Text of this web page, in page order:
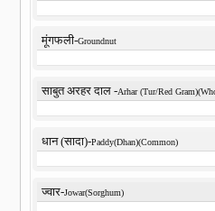
मूंगफली-Groundnut
साबुत अरहर दाल -Arhar (Tur/Red
धान (सादा)-Paddy(Dhan)(Common)
ज्वार-Jowar(Sorghum)